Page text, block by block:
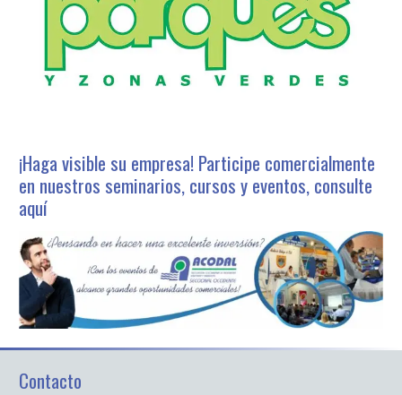
¡Haga visible su empresa! Participe comercialmente
en nuestros seminarios, cursos y eventos, consulte
aquí
Contacto